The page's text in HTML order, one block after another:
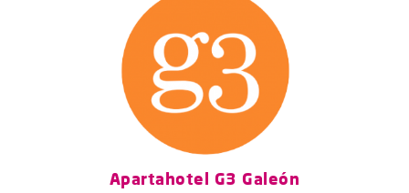
Apartahotel G3 Galeón